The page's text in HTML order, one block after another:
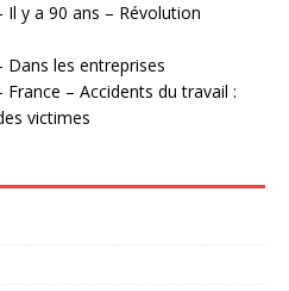
Il y a 90 ans – Révolution
Dans les entreprises
– Accidents du travail :
victimes